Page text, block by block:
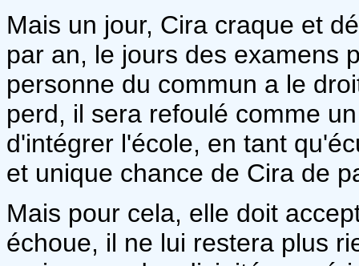
Mais un jour, Cira craque et
par an, le jours des examens
personne du commun a le
perd, il sera refoulé comme
d'intégrer l'école, en tant
et unique chance de Cira de
Mais pour cela, elle doit
échoue, il ne lui restera plus